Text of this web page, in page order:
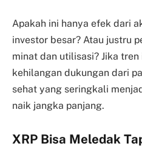
Apakah ini hanya efek dari
investor besar? Atau justru
minat dan utilisasi? Jika
kehilangan dukungan dari
sehat yang seringkali
naik jangka panjang.
XRP Bisa Meledak